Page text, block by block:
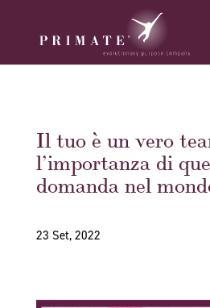
Il tuo è un vero
l’importanza di
domanda nel
23 Set, 2022